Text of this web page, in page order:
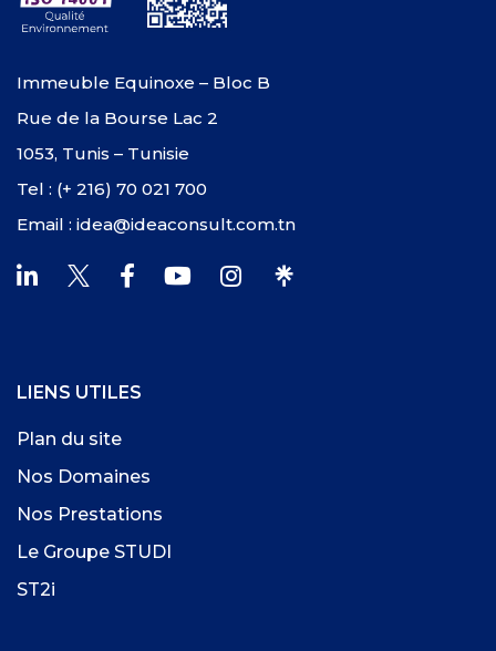
Immeuble Equinoxe – Bloc B
Rue de la Bourse Lac 2
1053, Tunis – Tunisie
Tel : (+ 216) 70 021 700
Email : idea@ideaconsult.com.tn
LIENS UTILES
Plan du site
Nos Domaines
Nos Prestations
Le Groupe STUDI
ST2i